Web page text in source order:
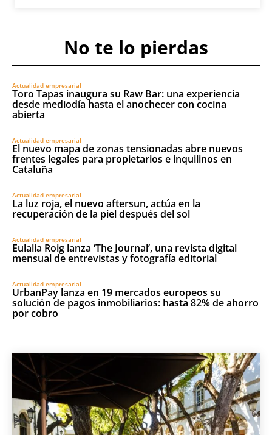
No te lo pierdas
Actualidad empresarial
Toro Tapas inaugura su Raw Bar: una experiencia
desde mediodía hasta el anochecer con cocina
abierta
Actualidad empresarial
El nuevo mapa de zonas tensionadas abre nuevos
frentes legales para propietarios e inquilinos en
Cataluña
Actualidad empresarial
La luz roja, el nuevo aftersun, actúa en la
recuperación de la piel después del sol
Actualidad empresarial
Eulalia Roig lanza ‘The Journal’, una revista digital
mensual de entrevistas y fotografía editorial
Actualidad empresarial
UrbanPay lanza en 19 mercados europeos su
solución de pagos inmobiliarios: hasta 82% de ahorro
por cobro